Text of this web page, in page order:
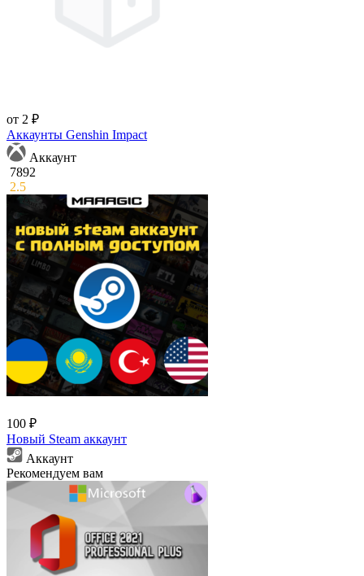
от 2 ₽
Аккаунты Genshin Impact
Аккаунт
7892
2.5
100 ₽
Новый Steam аккаунт
Аккаунт
Рекомендуем вам